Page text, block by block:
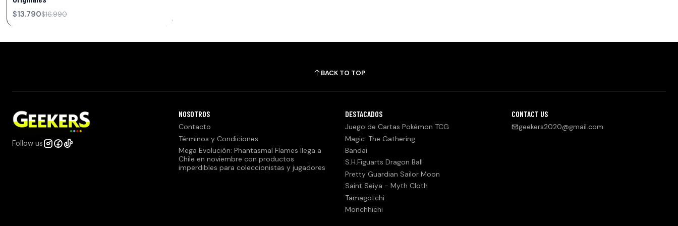
$13.790$16.990
BACK TO TOP
Follow us
NOSOTROS
Contacto
Términos y Condiciones
Mega Evolución: Phantasmal Flames llega a
Chile en noviembre con productos
imperdibles para coleccionistas y jugadores
DESTACADOS
Juego de Cartas Pokémon TCG
Magic: The Gathering
Bandai
S.H.Figuarts Dragon Ball
Pretty Guardian Sailor Moon
Saint Seiya - Myth Cloth
Tamagotchi
Monchhichi
CONTACT US
geekers2020@gmail.com